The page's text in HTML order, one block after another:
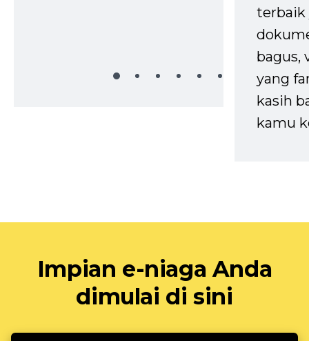
terbaik
bagus,
yang
kasih
kamu
Impian e-niaga Anda
dimulai di sini